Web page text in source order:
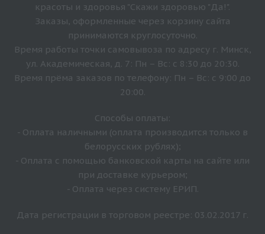
красоты и здоровья "Скажи здоровью "Да!".
Заказы, оформленные через корзину сайта
принимаются круглосуточно.
Время работы точки самовывоза по адресу г. Минск,
ул. Академическая, д. 7: Пн – Вс: с 8:30 до 20:30.
Время прёма заказов по телефону: Пн – Вс: с 9:00 до
20:00.
Способы оплаты:
- Оплата наличными (оплата производится только в
белорусских рублях);
- Оплата с помощью банковской карты на сайте или
при доставке курьером;
- Оплата через систему ЕРИП.
Дата регистрации в торговом реестре: 03.02.2017 г.